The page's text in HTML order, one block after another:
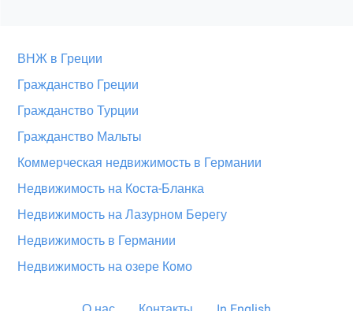
ВНЖ в Греции
Гражданство Греции
Гражданство Турции
Гражданство Мальты
Коммерческая недвижимость в Германии
Недвижимость на Коста-Бланка
Недвижимость на Лазурном Берегу
Недвижимость в Германии
Недвижимость на озере Комо